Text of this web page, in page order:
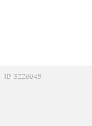
ID 3226645